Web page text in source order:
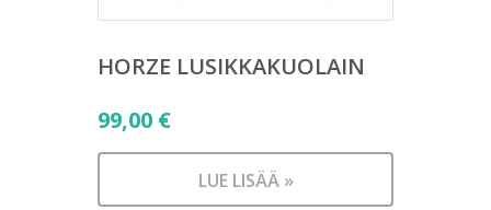
HORZE LUSIKKAKUOLAIN
99,00 €
LUE LISÄÄ »